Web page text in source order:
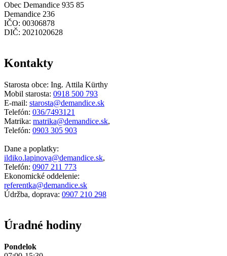
Obec Demandice 935 85
Demandice 236
IČO: 00306878
DIČ: 2021020628
Kontakty
Starosta obce: Ing. Attila Kürthy
Mobil starosta: 0918 500 793
E-mail: starosta@demandice.sk
Telefón: 036/7493121
Matrika: matrika@demandice.sk,
Telefón: 0903 305 903
Dane a poplatky:
ildiko.lapinova@demandice.sk,
Telefón: 0907 211 773
Ekonomické oddelenie:
referentka@demandice.sk
Údržba, doprava: 0907 210 298
Úradné hodiny
Pondelok